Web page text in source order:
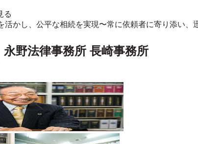
る
活かし、公平な相続を実現〜常に依頼者に寄り添い、
野法律事務所 長崎事務所